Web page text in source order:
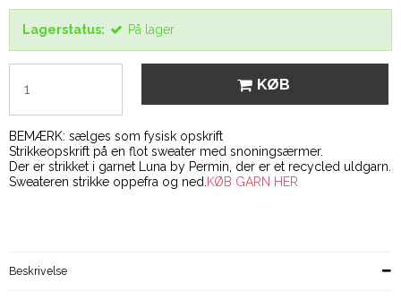
Lagerstatus: På lager
KØB
BEMÆRK: sælges som fysisk opskrift
Strikkeopskrift på en flot sweater med snoningsærmer.
Der er strikket i garnet Luna by Permin, der er et recycled uldgarn.
Sweateren strikke oppefra og ned. KØB GARN HER
Beskrivelse